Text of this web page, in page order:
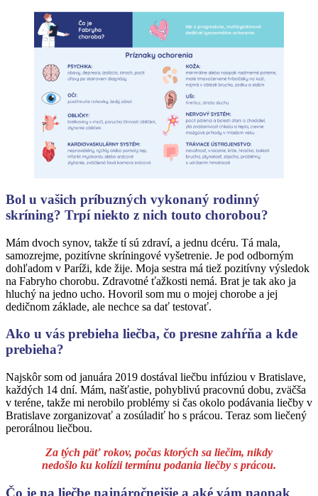
Bol u vašich príbuzných vykonaný rodinný
skríning? Trpí niekto z nich touto chorobou?
Mám dvoch synov, takže tí sú zdraví, a jednu dcéru. Tá mala,
samozrejme, pozitívne skríningové vyšetrenie. Je pod odborným
dohľadom v Paríži, kde žije. Moja sestra má tiež pozitívny výsledok
na Fabryho chorobu. Zdravotné ťažkosti nemá. Brat je tak ako ja
hluchý na jedno ucho. Hovoril som mu o mojej chorobe a jej
dedičnom základe, ale nechce sa dať testovať.
Ako u vás prebieha liečba, čo presne zahŕňa a kde
prebieha?
Najskôr som od januára 2019 dostával liečbu infúziou v Bratislave,
každých 14 dní. Mám, našťastie, pohyblivú pracovnú dobu, zväčša
v teréne, takže mi nerobilo problémy si čas okolo podávania liečby v
Bratislave zorganizovať a zosúladiť ho s prácou. Teraz som liečený
perorálnou liečbou.
Za tých päť rokov, počas ktorých sa liečim, nikdy
nedošlo ku kolízii termínu podania liečby s prácou.
Čo je na liečbe najnáročnejšie a aké vám naopak